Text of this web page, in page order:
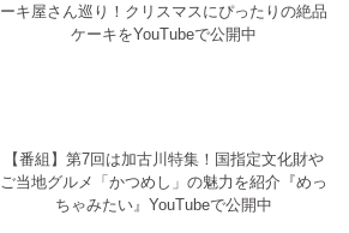
ーキ屋さん巡り！クリスマスにぴったりの絶品
ケーキをYouTubeで公開中
【番組】第7回は加古川特集！国指定文化財や
ご当地グルメ「かつめし」の魅力を紹介『めっ
ちゃみたい』YouTubeで公開中